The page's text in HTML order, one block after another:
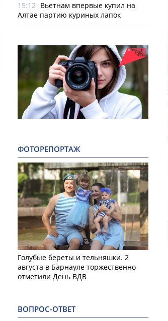
15:12 Вьетнам впервые купил на
Алтае партию куриных лапок
ФОТОРЕПОРТАЖ
Голубые береты и тельняшки. 2
августа в Барнауле торжественно
отметили День ВДВ
ВОПРОС-ОТВЕТ